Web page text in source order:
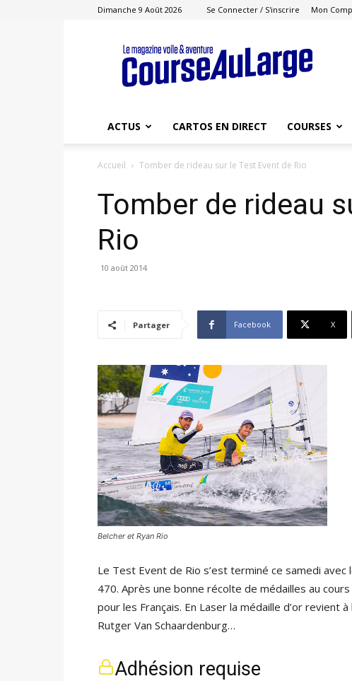
Dimanche 9 Août 2026 Se Connecter / S'inscrire Mon
Course
au
Large
ACTUS CARTOS EN DIRECT COURSES
Accueil Tomber de rideau sur le Test Event de Rio
Tomber de rideau
Rio
10 août 2014
Partager Facebook X
Belcher et Ryan Rio
Le Test Event de Rio s’est terminé ce samedi
470. Après une bonne récolte de médailles au
pour les Français. En Laser la médaille d’or revient
Rutger Van Schaardenburg…
Adhésion requise